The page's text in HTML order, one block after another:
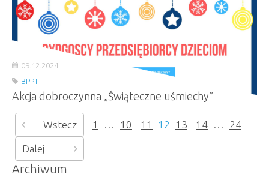
09.12.2024
BPPT
Akcja dobroczynna „Świąteczne uśmiechy”
Wstecz 1 10 11 12 13 14 24
Dalej
Archiwum